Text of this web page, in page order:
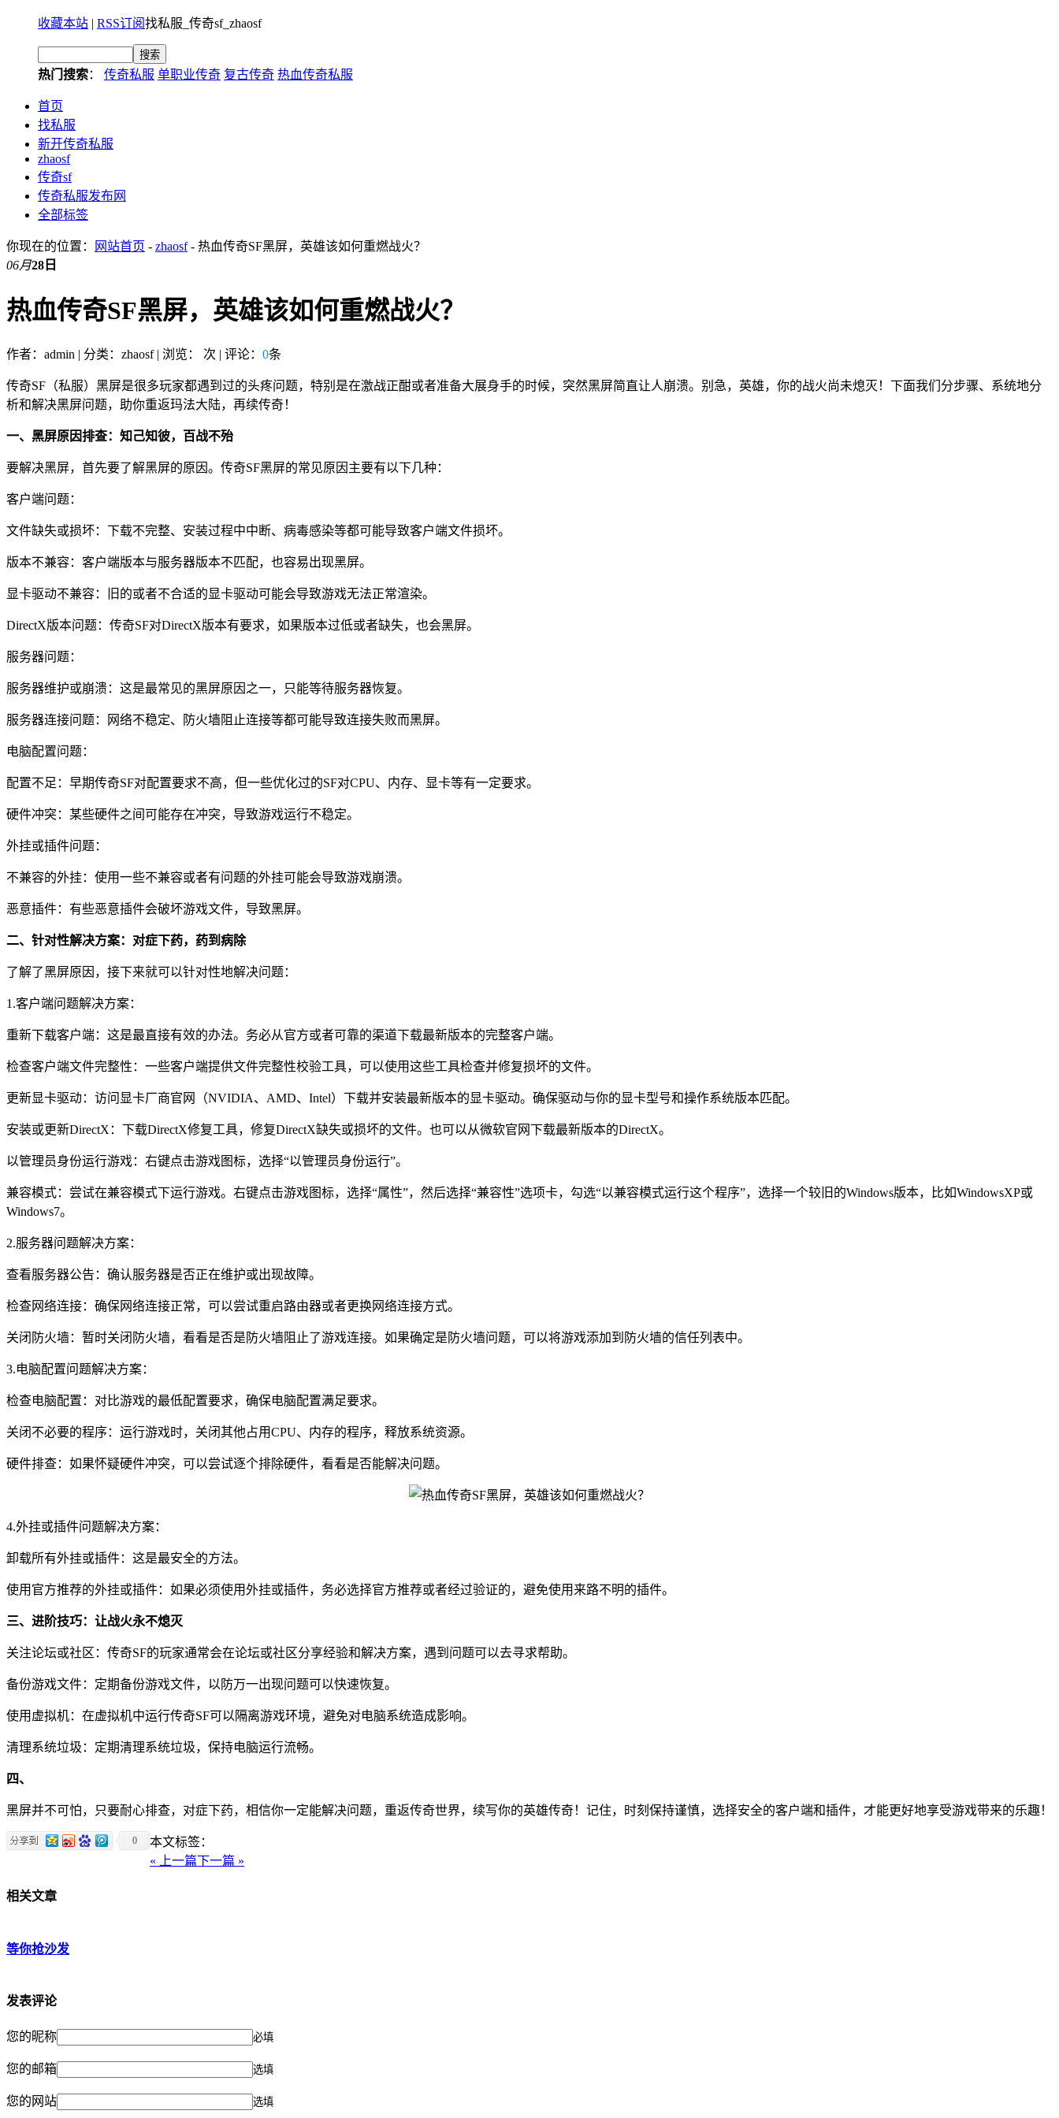
收藏本站 | RSS订阅找私服_传奇sf_zhaosf
热门搜索： 传奇私服 单职业传奇 复古传奇 热血传奇私服
首页
找私服
新开传奇私服
zhaosf
传奇sf
传奇私服发布网
全部标签
你现在的位置： 网站首页 - zhaosf- 热血传奇SF黑屏，英雄该如何重燃战火？
06月28日
热血传奇SF黑屏，英雄该如何重燃战火？
作者：admin | 分类：zhaosf | 浏览： 次 | 评论： 0条
传奇SF（私服）黑屏是很多玩家都遇到过的头疼问题，特别是在激战正酣或者准备大展身手的时候，突然黑屏简直让人崩溃。别急，英雄，你的战火尚未熄灭！下面我们分步骤、系统地分
析和解决黑屏问题，助你重返玛法大陆，再续传奇！
一、黑屏原因排查：知己知彼，百战不殆
要解决黑屏，首先要了解黑屏的原因。传奇SF黑屏的常见原因主要有以下几种：
客户端问题：
文件缺失或损坏：下载不完整、安装过程中中断、病毒感染等都可能导致客户端文件损坏。
版本不兼容：客户端版本与服务器版本不匹配，也容易出现黑屏。
显卡驱动不兼容：旧的或者不合适的显卡驱动可能会导致游戏无法正常渲染。
DirectX版本问题：传奇SF对DirectX版本有要求，如果版本过低或者缺失，也会黑屏。
服务器问题：
服务器维护或崩溃：这是最常见的黑屏原因之一，只能等待服务器恢复。
服务器连接问题：网络不稳定、防火墙阻止连接等都可能导致连接失败而黑屏。
电脑配置问题：
配置不足：早期传奇SF对配置要求不高，但一些优化过的SF对CPU、内存、显卡等有一定要求。
硬件冲突：某些硬件之间可能存在冲突，导致游戏运行不稳定。
外挂或插件问题：
不兼容的外挂：使用一些不兼容或者有问题的外挂可能会导致游戏崩溃。
恶意插件：有些恶意插件会破坏游戏文件，导致黑屏。
二、针对性解决方案：对症下药，药到病除
了解了黑屏原因，接下来就可以针对性地解决问题：
1.客户端问题解决方案：
重新下载客户端：这是最直接有效的办法。务必从官方或者可靠的渠道下载最新版本的完整客户端。
检查客户端文件完整性：一些客户端提供文件完整性校验工具，可以使用这些工具检查并修复损坏的文件。
更新显卡驱动：访问显卡厂商官网（NVIDIA、AMD、Intel）下载并安装最新版本的显卡驱动。确保驱动与你的显卡型号和操作系统版本匹配。
安装或更新DirectX：下载DirectX修复工具，修复DirectX缺失或损坏的文件。也可以从微软官网下载最新版本的DirectX。
以管理员身份运行游戏：右键点击游戏图标，选择“以管理员身份运行”。
兼容模式：尝试在兼容模式下运行游戏。右键点击游戏图标，选择“属性”，然后选择“兼容性”选项卡，勾选“以兼容模式运行这个程序”，选择一个较旧的Windows版本，比如WindowsXP或
Windows7。
2.服务器问题解决方案：
查看服务器公告：确认服务器是否正在维护或出现故障。
检查网络连接：确保网络连接正常，可以尝试重启路由器或者更换网络连接方式。
关闭防火墙：暂时关闭防火墙，看看是否是防火墙阻止了游戏连接。如果确定是防火墙问题，可以将游戏添加到防火墙的信任列表中。
3.电脑配置问题解决方案：
检查电脑配置：对比游戏的最低配置要求，确保电脑配置满足要求。
关闭不必要的程序：运行游戏时，关闭其他占用CPU、内存的程序，释放系统资源。
硬件排查：如果怀疑硬件冲突，可以尝试逐个排除硬件，看看是否能解决问题。
4.外挂或插件问题解决方案：
卸载所有外挂或插件：这是最安全的方法。
使用官方推荐的外挂或插件：如果必须使用外挂或插件，务必选择官方推荐或者经过验证的，避免使用来路不明的插件。
三、进阶技巧：让战火永不熄灭
关注论坛或社区：传奇SF的玩家通常会在论坛或社区分享经验和解决方案，遇到问题可以去寻求帮助。
备份游戏文件：定期备份游戏文件，以防万一出现问题可以快速恢复。
使用虚拟机：在虚拟机中运行传奇SF可以隔离游戏环境，避免对电脑系统造成影响。
清理系统垃圾：定期清理系统垃圾，保持电脑运行流畅。
四、
黑屏并不可怕，只要耐心排查，对症下药，相信你一定能解决问题，重返传奇世界，续写你的英雄传奇！记住，时刻保持谨慎，选择安全的客户端和插件，才能更好地享受游戏带来的乐趣！
0
本文标签：
« 上一篇下一篇 »
相关文章
等你抢沙发
发表评论
您的昵称 必填
您的邮箱 选填
您的网站 选填